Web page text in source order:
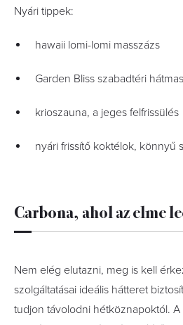
Nyári tippek:
hawaii lomi-lomi masszázs
Garden Bliss szabadtéri
krioszauna, a jeges felfrissülés
nyári frissítő koktélok, könnyű
Carbona, ahol az elme
Nem elég elutazni, meg is kell
szolgáltatásai ideális hátteret
tudjon távolodni hétköznapoktól. A